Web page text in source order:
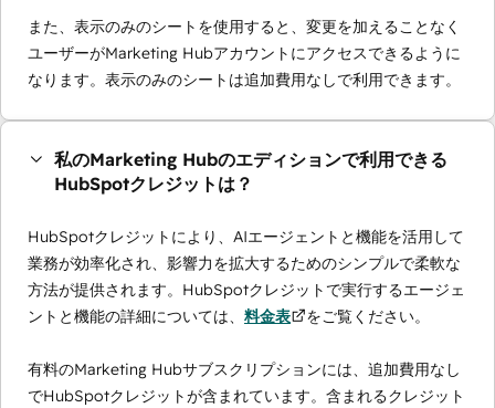
また、表示のみのシートを使用すると、変更を加えることなく
ユーザーがMarketing Hubアカウントにアクセスできるように
なります。表示のみのシートは追加費用なしで利用できます。
私のMarketing Hubのエディションで利用できる
HubSpotクレジットは？
HubSpotクレジットにより、AIエージェントと機能を活用して
業務が効率化され、影響力を拡大するためのシンプルで柔軟な
方法が提供されます。HubSpotクレジットで実行するエージェ
ントと機能の詳細については、 料金表 をご覧ください。
有料のMarketing Hubサブスクリプションには、追加費用なし
でHubSpotクレジットが含まれています。含まれるクレジット